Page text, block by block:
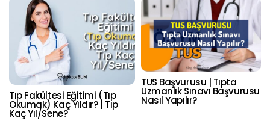
Tıp Fakültesi Eğitimi (Tıp
Okumak) Kaç Yıldır? | Tıp
Kaç Yıl/Sene?
TUS Başvurusu | Tıpta
Uzmanlık Sınavı Başvurusu
Nasıl Yapılır?